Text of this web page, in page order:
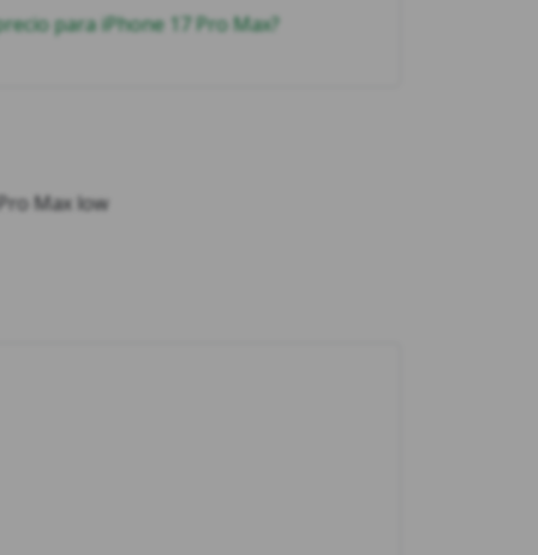
para iPhone 17 Pro Max?
Max low